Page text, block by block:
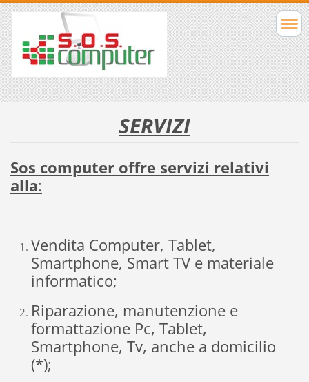
SERVIZI
Sos computer offre servizi relativi
alla:
Vendita Computer, Tablet,
Smartphone, Smart TV e materiale
informatico;
Riparazione, manutenzione e
formattazione Pc, Tablet,
Smartphone, Tv, anche a domicilio
(*);